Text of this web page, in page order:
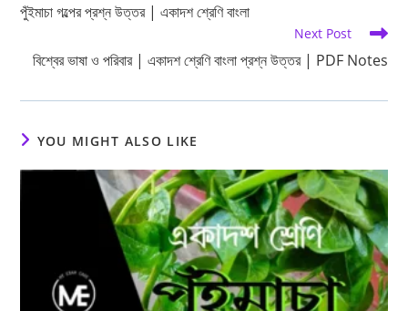
articles
পুঁইমাচা গল্পের প্রশ্ন উত্তর | একাদশ শ্রেণি বাংলা
Next Post
বিশ্বের ভাষা ও পরিবার | একাদশ শ্রেণি বাংলা প্রশ্ন উত্তর | PDF Notes
YOU MIGHT ALSO LIKE